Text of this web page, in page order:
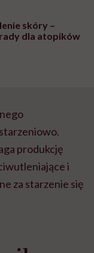
skóry –
dla atopików
produkcję
i
za starzenie się